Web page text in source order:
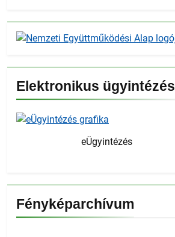
Elektronikus ügyintézés
eÜgyintézés
Fényképarchívum